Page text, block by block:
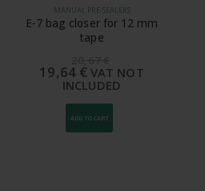
MANUAL PRE-SEALERS
E-7 bag closer for 12 mm
tape
19,64 € VAT NOT
INCLUDED
ADD TO CART